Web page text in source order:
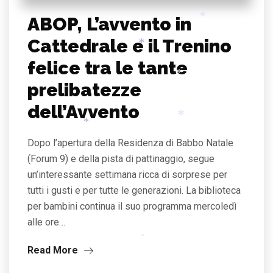
ABOP, L’avvento in
Cattedrale e il Trenino
felice tra le tante
prelibatezze
dell’Avvento
Dopo l’apertura della Residenza di Babbo Natale
(Forum 9) e della pista di pattinaggio, segue
un’interessante settimana ricca di sorprese per
tutti i gusti e per tutte le generazioni. La biblioteca
per bambini continua il suo programma mercoledì
alle ore…
Read More
*
* *
* *
*